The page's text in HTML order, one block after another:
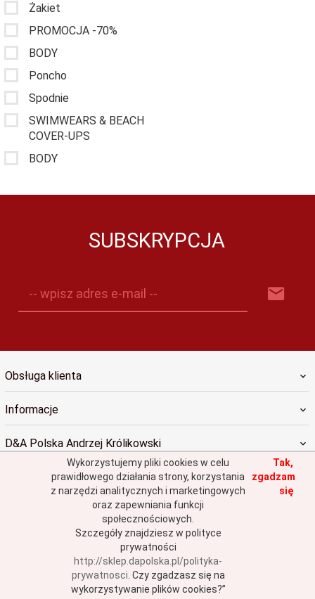
Żakiet
PROMOCJA -70%
BODY
Poncho
Spodnie
SWIMWEARS & BEACH
COVER-UPS
BODY
SUBSKRYPCJA
-- wpisz adres e-mail --
Obsługa klienta
Informacje
D&A Polska Andrzej Królikowski
| oprogramowanie sklepu internetowego
Wykorzystujemy pliki cookies w celu
prawidłowego działania strony, korzystania
z narzędzi analitycznych i marketingowych
oraz zapewniania funkcji
społecznościowych.
Szczegóły znajdziesz w polityce
prywatności
http://sklep.dapolska.pl/polityka-
prywatnosci Czy zgadzasz się na
wykorzystywanie plików cookies?”
Tak,
zgadzam
się